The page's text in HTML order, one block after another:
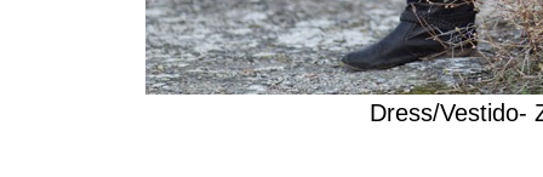
Dress/Vestido-